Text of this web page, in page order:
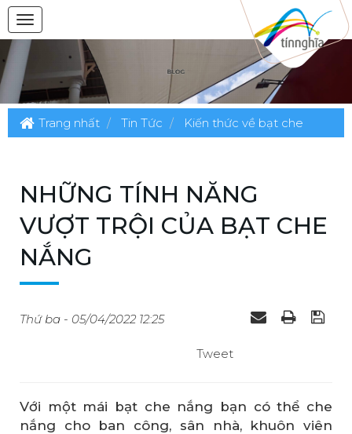
Trang nhất Tin Tức Kiến thức về bạt che
NHỮNG TÍNH NĂNG
VƯỢT TRỘI CỦA BẠT CHE
NẮNG
Thứ ba - 05/04/2022 12:25
Tweet
Với một mái bạt che nắng bạn có thể che
nắng cho ban công, sân nhà, khuôn viên